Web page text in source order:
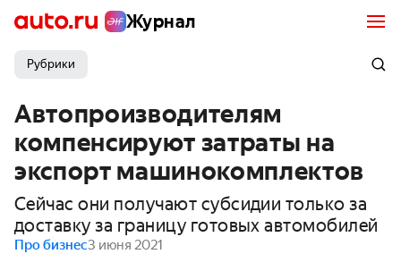
Журнал
Рубрики
Автопроизводителям
компенсируют затраты на
экспорт машинокомплектов
Сейчас они получают субсидии только за
доставку за границу готовых автомобилей
Про бизнес3 июня 2021